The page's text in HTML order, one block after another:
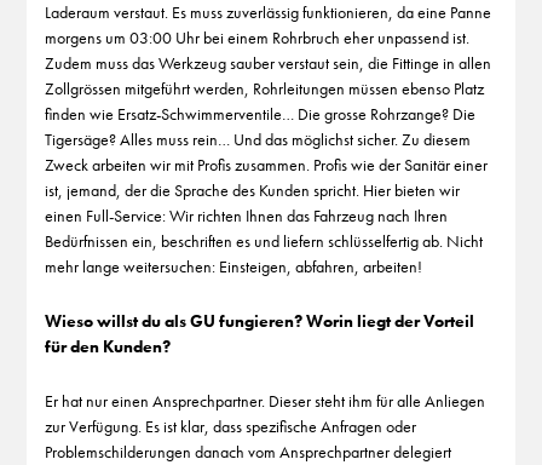
Laderaum verstaut. Es muss zuverlässig funktionieren, da eine Panne
morgens um 03:00 Uhr bei einem Rohrbruch eher unpassend ist.
Zudem muss das Werkzeug sauber verstaut sein, die Fittinge in allen
Zollgrössen mitgeführt werden, Rohrleitungen müssen ebenso Platz
finden wie Ersatz-Schwimmerventile… Die grosse Rohrzange? Die
Tigersäge? Alles muss rein… Und das möglichst sicher. Zu diesem
Zweck arbeiten wir mit Profis zusammen. Profis wie der Sanitär einer
ist, jemand, der die Sprache des Kunden spricht. Hier bieten wir
einen Full-Service: Wir richten Ihnen das Fahrzeug nach Ihren
Bedürfnissen ein, beschriften es und liefern schlüsselfertig ab. Nicht
mehr lange weitersuchen: Einsteigen, abfahren, arbeiten!
Wieso willst du als GU fungieren? Worin liegt der Vorteil
für den Kunden?
Er hat nur einen Ansprechpartner. Dieser steht ihm für alle Anliegen
zur Verfügung. Es ist klar, dass spezifische Anfragen oder
Problemschilderungen danach vom Ansprechpartner delegiert